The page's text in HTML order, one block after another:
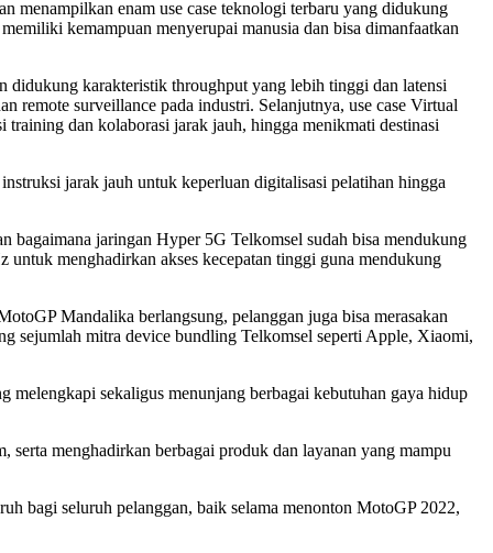
menampilkan enam use case teknologi terbaru yang didukung
kemampuan menyerupai manusia dan bisa dimanfaatkan
didukung karakteristik throughput yang lebih tinggi dan latensi
remote surveillance pada industri. Selanjutnya, use case Virtual
dan kolaborasi jarak jauh, hingga menikmati destinasi
jarak jauh untuk keperluan digitalisasi pelatihan hingga
bagaimana jaringan Hyper 5G Telkomsel sudah bisa mendukung
menghadirkan akses kecepatan tinggi guna mendukung
Mandalika berlangsung, pelanggan juga bisa merasakan
sejumlah mitra device bundling Telkomsel seperti Apple, Xiaomi,
melengkapi sekaligus menunjang berbagai kebutuhan gaya hidup
menghadirkan berbagai produk dan layanan yang mampu
bagi seluruh pelanggan, baik selama menonton MotoGP 2022,